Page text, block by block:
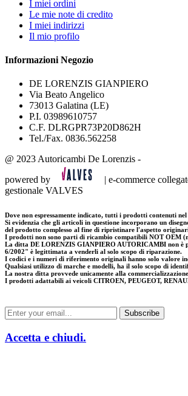
I miei ordini
Le mie note di credito
I miei indirizzi
Il mio profilo
Informazioni Negozio
DE LORENZIS GIANPIERO
Via Beato Angelico
73013 Galatina (LE)
P.I. 03989610757
C.F. DLRGPR73P20D862H
Tel./Fax. 0836.562258
@ 2023 Autoricambi De Lorenzis -
powered by
| e-commerce
gestionale VALVES
Dove non espressamente indicato, tutti i prodotti contenuti
Si evidenzia che gli articoli in questione incorporano un
del prodotto complesso al fine di ripristinare l'aspetto
I prodotti non sono parti di ricambio compatibili NOT OEM
La ditta DE LORENZIS GIANPIERO AUTORICAMBI non è
6/2002" è legittimata a venderli al solo scopo di riparazione.
I codici e i numeri di riferimento originali hanno solo valore
Qualsiasi utilizzo di marche e modelli, ha il solo scopo di
La nostra ditta provvede unicamente alla
I prodotti adattabili ai veicoli CITROEN, PEUGEOT,
Accetta e chiudi.